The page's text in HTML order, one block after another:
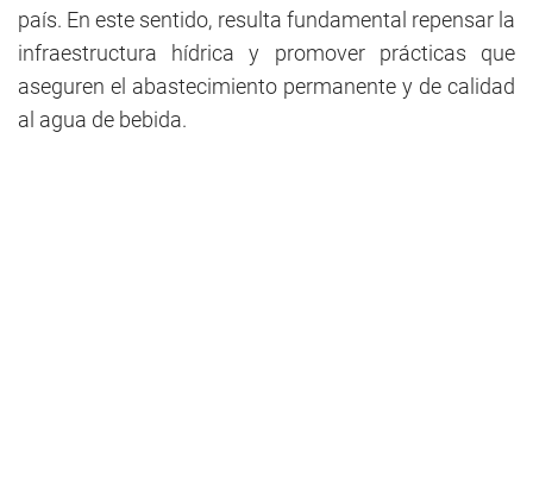
país. En este sentido, resulta fundamental repensar la
infraestructura hídrica y promover prácticas que
aseguren el abastecimiento permanente y de calidad
al agua de bebida.